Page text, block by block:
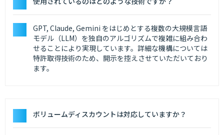
GPT, Claude, Gemini をはじめとする複数の大規模言語
モデル（LLM）を独自のアルゴリズムで複雑に組み合わ
せることにより実現しています。詳細な機構については
特許取得技術のため、開示を控えさせていただいており
ます。
ボリュームディスカウントは対応していますか？